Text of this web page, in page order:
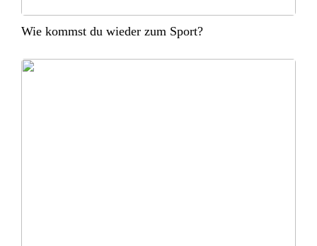
Wie kommst du wieder zum Sport?